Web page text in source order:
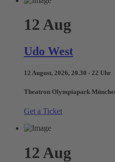
12Aug
Udo West
12 August, 2026, 20.30 - 22 Uhr
Theatron Olympiapark
Get a Ticket
12 Aug